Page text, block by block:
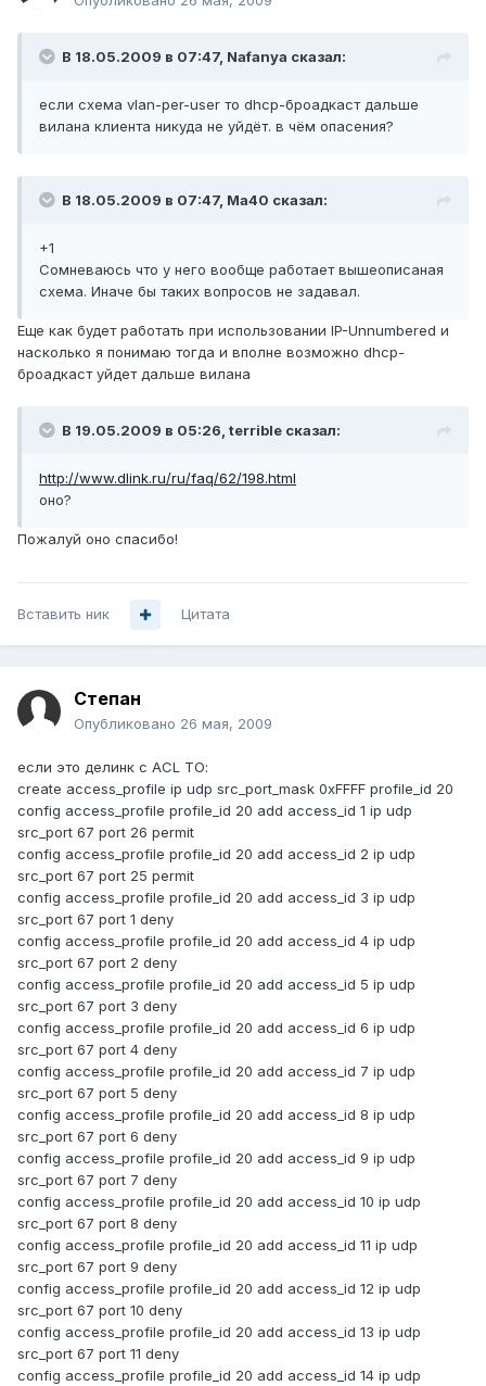
В 18.05.2009 в 07:47, Nafanya сказал:
если схема vlan-per-user то dhcp-броадкаст дальше
вилана клиента никуда не уйдёт. в чём опасения?
В 18.05.2009 в 07:47, Ma40 сказал:
+1
Сомневаюсь что у него вообще работает вышеописаная
схема. Иначе бы таких вопросов не задавал.
Еще как будет работать при использовании IP-Unnumbered и
насколько я понимаю тогда и вполне возможно dhcp-
броадкаст уйдет дальше вилана
В 19.05.2009 в 05:26, terrible сказал:
http://www.dlink.ru/ru/faq/62/198.html
оно?
Пожалуй оно спасибо!
Вставить ник Цитата
Степан
Опубликовано 26 мая, 2009
если это делинк с ACL ТО:
create access_profile ip udp src_port_mask 0xFFFF profile_id 20
config access_profile profile_id 20 add access_id 1 ip udp
src_port 67 port 26 permit
config access_profile profile_id 20 add access_id 2 ip udp
src_port 67 port 25 permit
config access_profile profile_id 20 add access_id 3 ip udp
src_port 67 port 1 deny
config access_profile profile_id 20 add access_id 4 ip udp
src_port 67 port 2 deny
config access_profile profile_id 20 add access_id 5 ip udp
src_port 67 port 3 deny
config access_profile profile_id 20 add access_id 6 ip udp
src_port 67 port 4 deny
config access_profile profile_id 20 add access_id 7 ip udp
src_port 67 port 5 deny
config access_profile profile_id 20 add access_id 8 ip udp
src_port 67 port 6 deny
config access_profile profile_id 20 add access_id 9 ip udp
src_port 67 port 7 deny
config access_profile profile_id 20 add access_id 10 ip udp
src_port 67 port 8 deny
config access_profile profile_id 20 add access_id 11 ip udp
src_port 67 port 9 deny
config access_profile profile_id 20 add access_id 12 ip udp
src_port 67 port 10 deny
config access_profile profile_id 20 add access_id 13 ip udp
src_port 67 port 11 deny
config access_profile profile_id 20 add access_id 14 ip udp